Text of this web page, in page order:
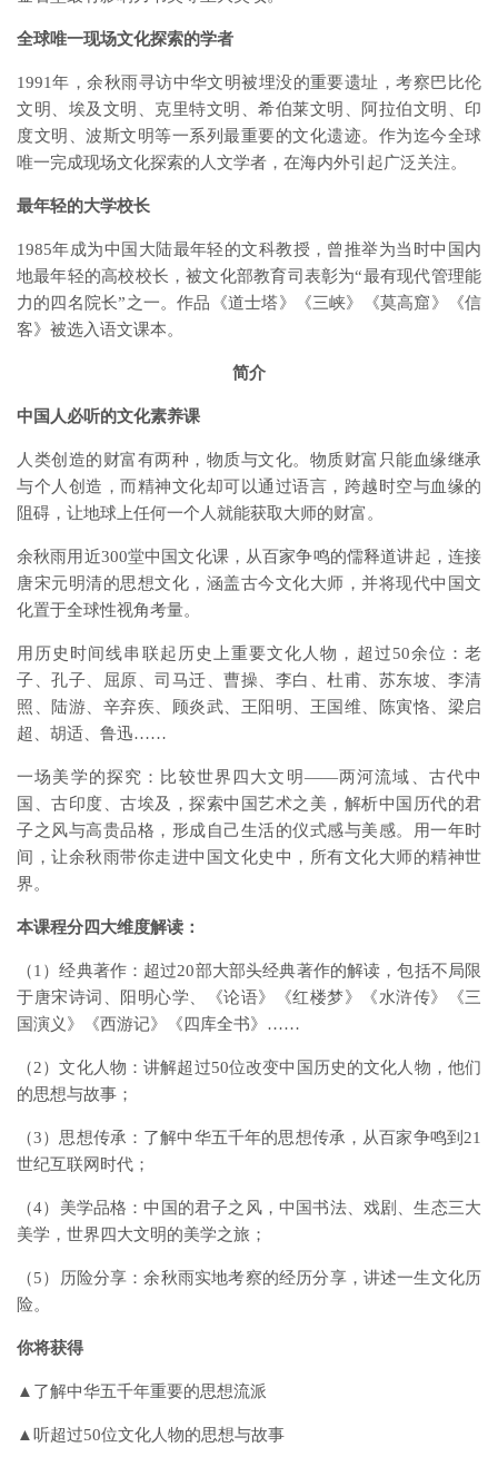
全球唯一现场文化探索的学者
1991年，余秋雨寻访中华文明被埋没的重要遗址，考察巴比伦
文明、埃及文明、克里特文明、希伯莱文明、阿拉伯文明、印
度文明、波斯文明等一系列最重要的文化遗迹。作为迄今全球
唯一完成现场文化探索的人文学者，在海内外引起广泛关注。
最年轻的大学校长
1985年成为中国大陆最年轻的文科教授，曾推举为当时中国内
地最年轻的高校校长，被文化部教育司表彰为“最有现代管理能
力的四名院长”之一。作品《道士塔》《三峡》《莫高窟》《信
客》被选入语文课本。
简介
中国人必听的文化素养课
人类创造的财富有两种，物质与文化。物质财富只能血缘继承
与个人创造，而精神文化却可以通过语言，跨越时空与血缘的
阻碍，让地球上任何一个人就能获取大师的财富。
余秋雨用近300堂中国文化课，从百家争鸣的儒释道讲起，连接
唐宋元明清的思想文化，涵盖古今文化大师，并将现代中国文
化置于全球性视角考量。
用历史时间线串联起历史上重要文化人物，超过50余位：老
子、孔子、屈原、司马迁、曹操、李白、杜甫、苏东坡、李清
照、陆游、辛弃疾、顾炎武、王阳明、王国维、陈寅恪、梁启
超、胡适、鲁迅……
一场美学的探究：比较世界四大文明——两河流域、古代中
国、古印度、古埃及，探索中国艺术之美，解析中国历代的君
子之风与高贵品格，形成自己生活的仪式感与美感。用一年时
间，让余秋雨带你走进中国文化史中，所有文化大师的精神世
界。
本课程分四大维度解读：
（1）经典著作：超过20部大部头经典著作的解读，包括不局限
于唐宋诗词、阳明心学、《论语》《红楼梦》《水浒传》《三
国演义》《西游记》《四库全书》……
（2）文化人物：讲解超过50位改变中国历史的文化人物，他们
的思想与故事；
（3）思想传承：了解中华五千年的思想传承，从百家争鸣到21
世纪互联网时代；
（4）美学品格：中国的君子之风，中国书法、戏剧、生态三大
美学，世界四大文明的美学之旅；
（5）历险分享：余秋雨实地考察的经历分享，讲述一生文化历
险。
你将获得
▲了解中华五千年重要的思想流派
▲听超过50位文化人物的思想与故事